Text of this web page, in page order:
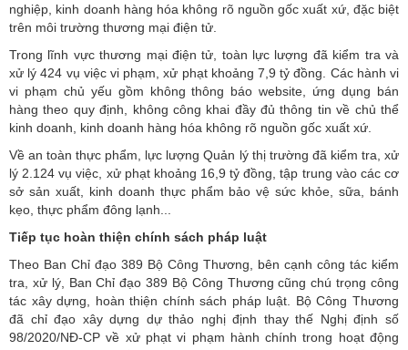
nghiệp, kinh doanh hàng hóa không rõ nguồn gốc xuất xứ, đặc biệt
trên môi trường thương mại điện tử.
Trong lĩnh vực thương mại điện tử, toàn lực lượng đã kiểm tra và
xử lý 424 vụ việc vi phạm, xử phạt khoảng 7,9 tỷ đồng. Các hành vi
vi phạm chủ yếu gồm không thông báo website, ứng dụng bán
hàng theo quy định, không công khai đầy đủ thông tin về chủ thể
kinh doanh, kinh doanh hàng hóa không rõ nguồn gốc xuất xứ.
Về an toàn thực phẩm, lực lượng Quản lý thị trường đã kiểm tra, xử
lý 2.124 vụ việc, xử phạt khoảng 16,9 tỷ đồng, tập trung vào các cơ
sở sản xuất, kinh doanh thực phẩm bảo vệ sức khỏe, sữa, bánh
kẹo, thực phẩm đông lạnh...
Tiếp tục hoàn thiện chính sách pháp luật
Theo Ban Chỉ đạo 389 Bộ Công Thương, bên cạnh công tác kiểm
tra, xử lý, Ban Chỉ đạo 389 Bộ Công Thương cũng chú trọng công
tác xây dựng, hoàn thiện chính sách pháp luật. Bộ Công Thương
đã chỉ đạo xây dựng dự thảo nghị định thay thế Nghị định số
98/2020/NĐ-CP về xử phạt vi phạm hành chính trong hoạt động